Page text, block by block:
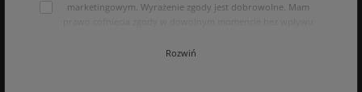
marketingowym. Wyrażenie zgody jest dobrowolne. Mam
podstawie zgody przed jej cofnięciem. Mam prawo dostępu
Rozwiń